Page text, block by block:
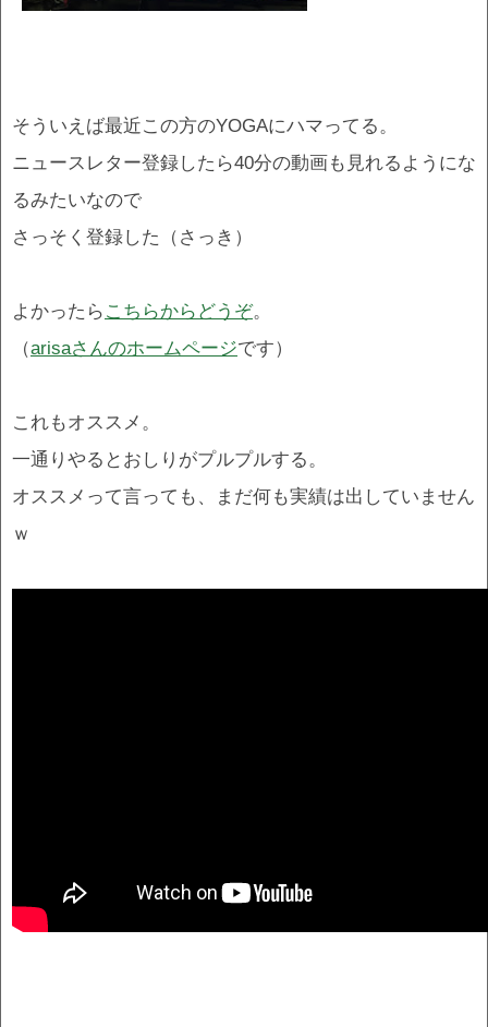
そういえば最近この方のYOGAにハマってる。
ニュースレター登録したら40分の動画も見れるようにな
るみたいなので
さっそく登録した（さっき）
よかったら こちらからどうぞ。
（arisaさんのホームページです）
これもオススメ。
一通りやるとおしりがプルプルする。
オススメって言っても、まだ何も実績は出していません
ｗ